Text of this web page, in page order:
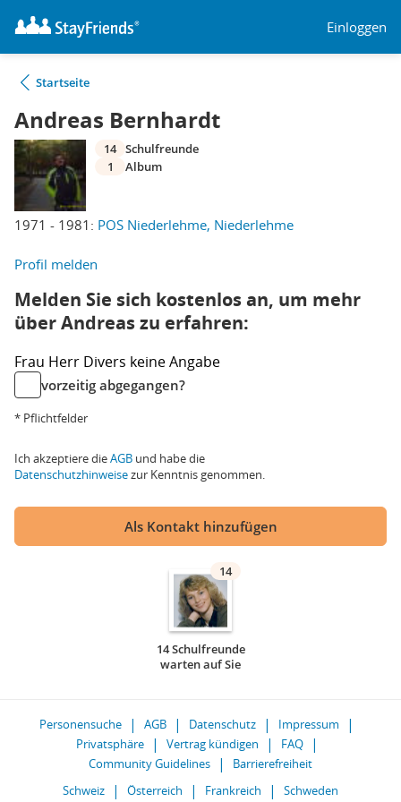
Einloggen
Startseite
Andreas Bernhardt
1971 - 1981: POS Niederlehme, Niederlehme
14 Schulfreunde
1
Album
Profil melden
Melden Sie sich kostenlos an, um mehr
über Andreas zu erfahren:
Frau Herr Divers keine Angabe
vorzeitig abgegangen?
* Pflichtfelder
Ich akzeptiere dieAGB und habe die
Datenschutzhinweisezur Kenntnis genommen.
Als Kontakt hinzufügen
14
14 Schulfreunde
warten auf Sie
Personensuche AGB Datenschutz
Impressum
Privatsphäre
Vertrag kündigen
FAQ
Community Guidelines
Barrierefreiheit
Schweiz
Österreich Frankreich Schweden